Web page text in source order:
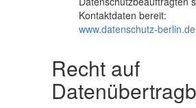
TEAM
KONTAKT
Kontaktdaten bereit:
www.datenschutz-berlin.de
Recht auf